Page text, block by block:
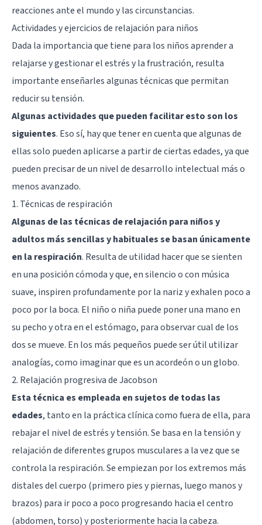
reacciones ante el mundo y las circunstancias.
Actividades y ejercicios de relajación para niños
Dada la importancia que tiene para los niños aprender a
relajarse y gestionar el estrés y la frustración, resulta
importante enseñarles algunas técnicas que permitan
reducir su tensión.
Algunas actividades que pueden facilitar esto son los
siguientes. Eso sí, hay que tener en cuenta que algunas de
ellas solo pueden aplicarse a partir de ciertas edades, ya que
pueden precisar de un nivel de desarrollo intelectual más o
menos avanzado.
1. Técnicas de respiración
Algunas de las técnicas de relajación para niños y
adultos más sencillas y habituales se basan únicamente
en la respiración. Resulta de utilidad hacer que se sienten
en una posición cómoda y que, en silencio o con música
suave, inspiren profundamente por la nariz y exhalen poco a
poco por la boca. El niño o niña puede poner una mano en
su pecho y otra en el estómago, para observar cual de los
dos se mueve. En los más pequeños puede ser útil utilizar
analogías, como imaginar que es un acordeón o un globo.
2. Relajación progresiva de Jacobson
Esta técnica es empleada en sujetos de todas las
edades, tanto en la práctica clínica como fuera de ella, para
rebajar el nivel de estrés y tensión. Se basa en la tensión y
relajación de diferentes grupos musculares a la vez que se
controla la respiración. Se empiezan por los extremos más
distales del cuerpo (primero pies y piernas, luego manos y
brazos) para ir poco a poco progresando hacia el centro
(abdomen, torso) y posteriormente hacia la cabeza.